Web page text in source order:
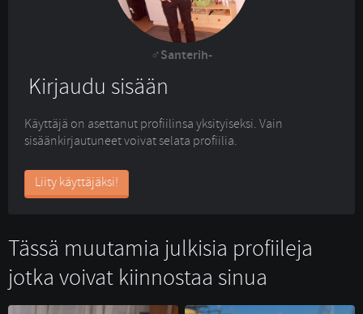
Santerih-
Kirjaudu sisään
Käyttäjä on asettanut profiilinsa yksityiseksi. Vain
sisäänkirjautuneet voivat selata profiilia.
Liity käyttäjäksi!
Tässä muutamia julkisia profiileja
jotka voivat kiinnostaa sinua